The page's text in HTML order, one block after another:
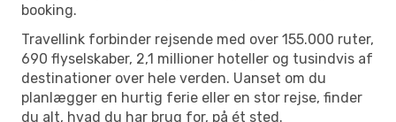
booking.
Travellink forbinder rejsende med over 155.000 ruter,
690 flyselskaber, 2,1 millioner hoteller og tusindvis af
destinationer over hele verden. Uanset om du
planlægger en hurtig ferie eller en stor rejse, finder
du alt, hvad du har brug for, på ét sted.